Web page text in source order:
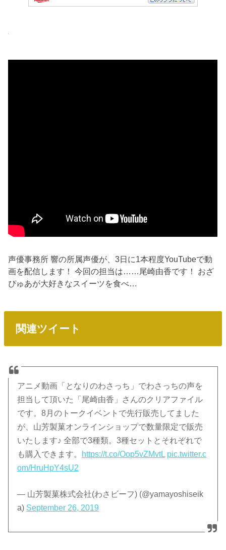
声優事務所 響の所属声優が、3日に1本程度YouTubeで動
画を配信します！ 今回の担当は……尾崎由香です！ おざ
ぴゅあが大好きなスイーツを食べ…
関連ツイート
アニメ動画「となりのわさっち」でわさっちの声を
担当して頂いた「尾崎由香」さんのクリアファイル
です。8月のトークイベントで先行販売してました
が、山芳製菓オンラインショップで数量限定で販売
いたします♪ 全部で3種類。3種セットとそれぞれで
も購入できます。
https://t.co/Oop5vZMvtL pic.twitter.c
om/HruHpY4sU2
— 山芳製菓株式会社(わさビーフ) (@yamayoshiseik
a) September 26, 2019